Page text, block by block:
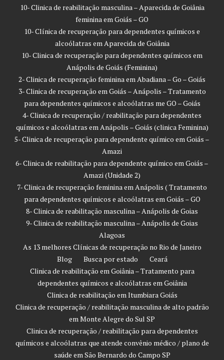
10- Clinica de reabilitação masculina – Aparecida de Goiânia
feminina em Goiás – GO
10- Clínica de recuperação para dependentes químicos e
alcoólatras em Aparecida de Goiânia
10- Clinica de recuperação para dependentes químicos em
Anápolis de Goiás (Feminina)
2- Clinica de recuperação feminina em Abadiana – Go – Goiás
3- Clinica de recuperação em Goiás – Anápolis – Tratamento
para dependentes químicos e alcoólatras me GO – Goiás
4- Clinica de recuperação / reabilitação para dependentes
químicos e alcoólatras em Anápolis – Goiás (clinica Feminina)
5- Clinica de recuperação para dependente químico em Goiás –
Amazi
6- Clinica de reabilitação para dependente químico em Goiás –
Amazi (Unidade 2)
7- Clinica de recuperação feminina em Anápolis ( Tratamento
para dependentes químicos e alcoólatras em Goiás – GO
8- Clinica de reabilitação masculina – Anápolis de Goias
9- Clinica de reabilitação masculina – Anápolis de Goias
Alagoas
As 13 melhores Clínicas de recuperação no Rio de Janeiro
Blog
Busca por estado
Ceará
Clinica de reabilitação em Goiânia – Tratamento para
dependentes químicos e alcoólatras em Goiânia
Clinica de reabilitação em Itumbiara Goiás
Clinica de recuperação / reabilitação masculina de alto padrão
em Monte Alegre do Sul SP
Clinica de recuperação / reabilitação para dependentes
químicos e alcoólatras que atende convênio médico / plano de
saúde em São Bernardo do Campo SP